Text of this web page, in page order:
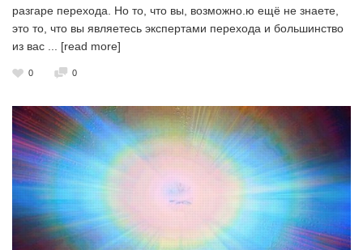
разгаре перехода. Но то, что вы, возможно.ю ещё не знаете,
это то, что вы являетесь экспертами перехода и большинство
из вас
... [read more]
0 0